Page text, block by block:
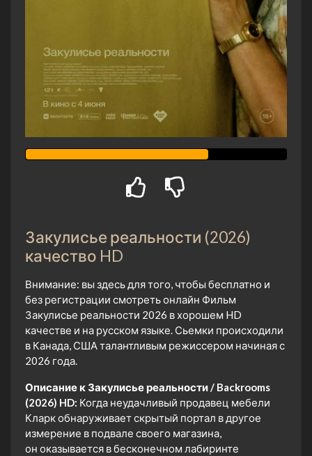
Закулисье реальности (2026)
качество HD
Внимание: вы здесь для того, чтобы бесплатно и
без регистрации смотреть онлайн Фильм
Закулисье реальности 2026 в хорошем HD
качестве и на русском языке. Сьемки происходили
в Канада, США талантливым режиссером начиная с
2026 года.
Описание к Закулисье реальности / Backrooms
(2026) HD: Когда неудачливый продавец мебели
Кларк обнаруживает скрытый портал в другое
измерение в подвале своего магазина,
он оказывается в бесконечном лабиринте